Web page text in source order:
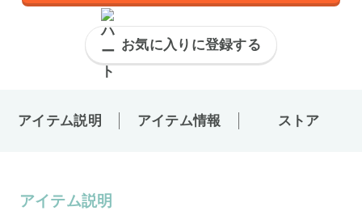
お気に入りに登録する
アイテム説明 アイテム情報 ストア
アイテム説明